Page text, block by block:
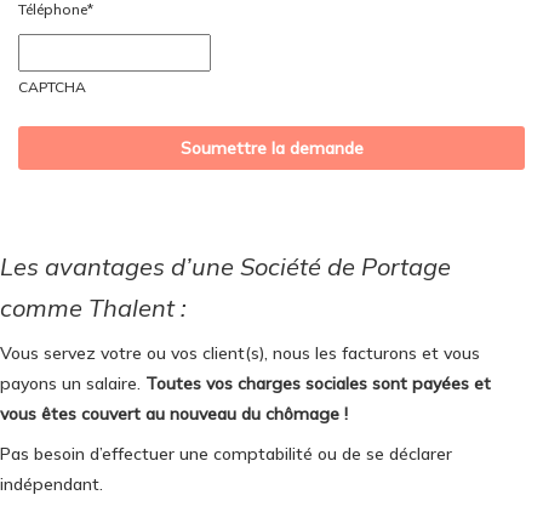
Téléphone*
CAPTCHA
Les avantages d’une Société de Portage
comme Thalent :
Vous servez votre ou vos client(s), nous les facturons et vous
payons un salaire. Toutes vos charges sociales sont payées et
vous êtes couvert au nouveau du chômage !
Pas besoin d’effectuer une comptabilité ou de se déclarer
indépendant.